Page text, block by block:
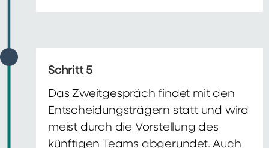
Schritt 5
Das Zweitgespräch findet mit den
Entscheidungsträgern statt und wird
meist durch die Vorstellung des
künftigen Teams abgerundet. Auch